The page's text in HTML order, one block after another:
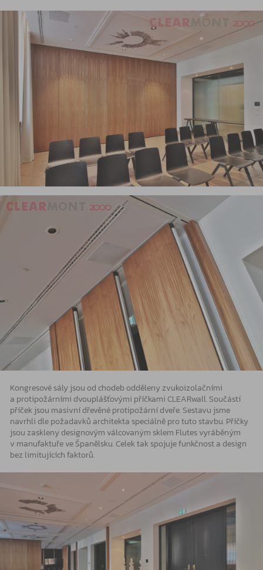
Kongresové sály jsou od chodeb odděleny zvukoizolačními
a protipožárními dvouplášťovými příčkami CLEARwall. Součástí
příček jsou masivní dřevěné protipožární dveře. Sestavu jsme
navrhli dle požadavků architekta speciálně pro tuto stavbu. Příčky
jsou zaskleny designovým válcovaným sklem Flutes vyráběným
v manufaktuře ve Španělsku. Celek tak spojuje funkčnost a design
bez limitujících faktorů.